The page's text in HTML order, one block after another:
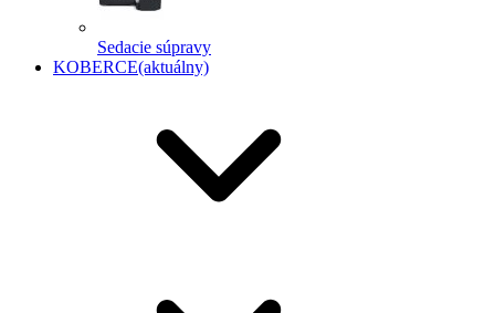
Sedacie súpravy
KOBERCE(aktuálny)